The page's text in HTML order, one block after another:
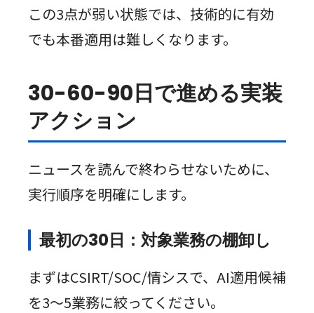
この3点が弱い状態では、技術的に有効
でも本番適用は難しくなります。
30-60-90日で進める実装
アクション
ニュースを読んで終わらせないために、
実行順序を明確にします。
最初の30日：対象業務の棚卸し
まずはCSIRT/SOC/情シスで、AI適用候補
を3〜5業務に絞ってください。